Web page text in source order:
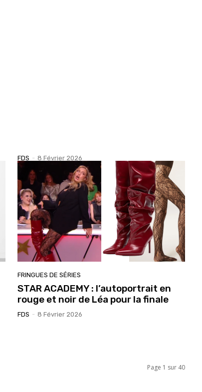
FDS - 8 Février 2026
FRINGUES DE SÉRIES
STAR ACADEMY : l’autoportrait en
rouge et noir de Léa pour la finale
FDS - 8 Février 2026
Page 1 sur 40